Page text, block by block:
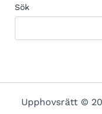
Sök
Upphovsrätt ©